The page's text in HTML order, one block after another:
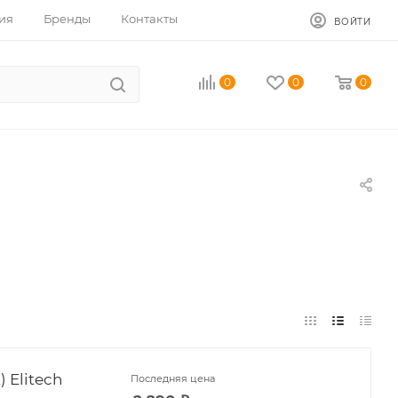
Бренды Контакты ВОЙТИ
0 0 0
Elitech
Последняя цена